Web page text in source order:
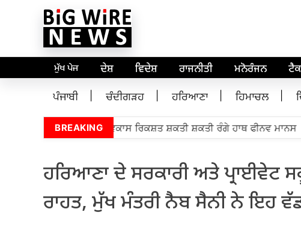
ਮੁੱਖ ਪੇਜ ਦੇਸ਼ ਵਿਦੇਸ਼ ਰਾਜਨੀਤੀ ਮਨੋਰੰਜਨ
ਪੰਜਾਬੀ ਚੰਦੀਗੜਹ ਹਰਿਆਣਾ ਹਿਮਾਚਲ
BREAKING
ਬੋਬ ਬੂਰੀਅਨ 5,000 ਵਿਕਾਸ ਰਿਕਸ਼ਤ ਸ਼ਕਤੀ ਸ਼ਕਤੀ ਰੰਗੇ ਹਾਥ ਫੀਨਵ ਮਾਨਸ •
ਹਰਿਆਣਾ ਦੇ ਸਰਕਾਰੀ ਅਤੇ ਪ੍ਰਾਈਵੇਟ
ਰਾਹਤ, ਮੁੱਖ ਮੰਤਰੀ ਨੈਬ ਸੈਨੀ ਨੇ ਇਹ